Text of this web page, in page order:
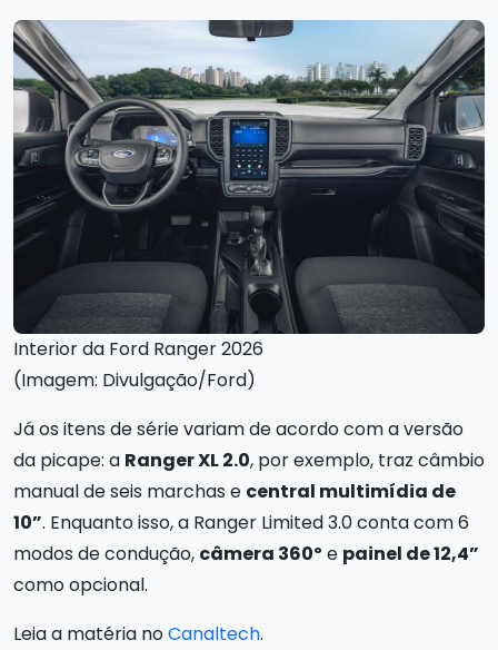
Interior da Ford Ranger 2026
(Imagem: Divulgação/Ford)
Já os itens de série variam de acordo com a versão
da picape: a Ranger XL 2.0, por exemplo, traz câmbio
manual de seis marchas e central multimídia de
10”. Enquanto isso, a Ranger Limited 3.0 conta com 6
modos de condução, câmera 360º e painel de 12,4”
como opcional.
Leia a matéria noCanaltech.